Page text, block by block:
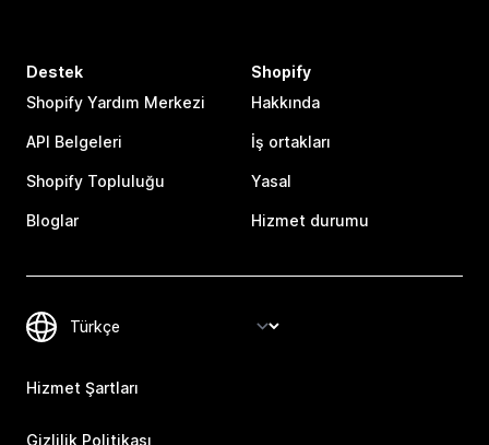
Destek
Shopify Yardım Merkezi
API Belgeleri
Shopify Topluluğu
Bloglar
Shopify
Hakkında
İş ortakları
Yasal
Hizmet durumu
Hizmet Şartları
Gizlilik Politikası